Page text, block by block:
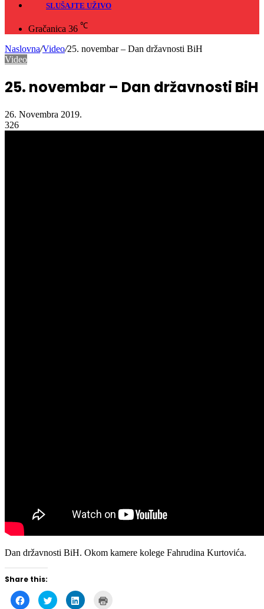
SLUŠAJTE UŽIVO
Gračanica 36 ℃
Naslovna/Video/25. novembar – Dan državnosti BiH
Video
25. novembar – Dan državnosti BiH
26. Novembra 2019.
326
Dan državnosti BiH. Okom kamere kolege Fahrudina Kurtovića.
Share this:
Click
to
Click
to
Click
to